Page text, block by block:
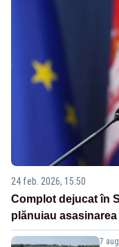
24 feb. 2026, 15:50
Complot dejucat în
plănuiau
7